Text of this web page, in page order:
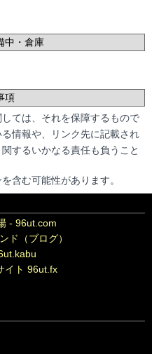
中・倉庫
項
ては、それを保障するもので
情報や、リンク先に記載され
するいかなる責任も負うこと
含む可能性があります。
- 96ut.com
ド（ブログ）
イト 96ut.fx